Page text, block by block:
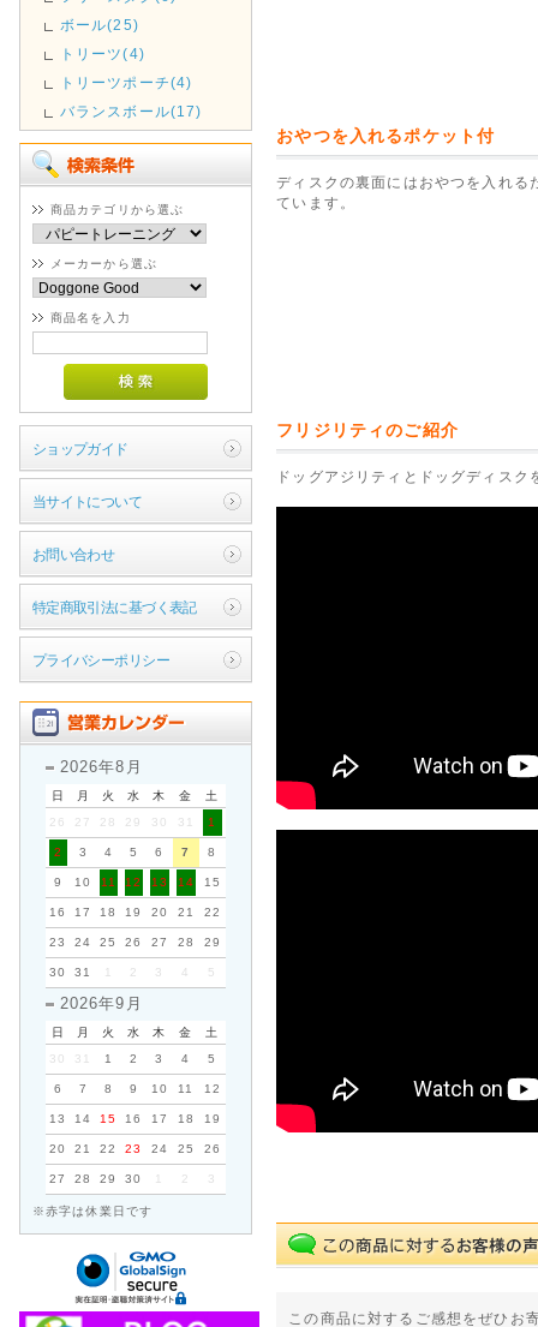
ボール(25)
トリーツ(4)
トリーツポーチ(4)
バランスボール(17)
商品カテゴリから選ぶ
メーカーから選ぶ
商品名を入力
ショップガイド
当サイトについて
お問い合わせ
特定商取引法に基づく表記
プライバシーポリシー
2026年8月
日 月 火 水 木 金
土
26
27 28 29 30 31 1
2 3 4 5 6 7 8
9 10 11 12 13 14 15
16 17 18 19 20 21 22
23 24 25 26 27 28 29
30 31 1 2 3 4 5
2026年9月
日 月 火 水 木 金
土
30
31 1 2 3 4 5
6 7 8 9 10 11 12
13 14 15 16 17 18 19
20 21 22 23 24 25 26
27 28 29 30 1 2 3
※赤字は休業日です
おやつを入れるポケット付
ディスクの裏面にはおやつを入れる
ています。
フリジリティのご紹介
ドッグアジリティとドッグディス
この商品に対するご感想をぜひお